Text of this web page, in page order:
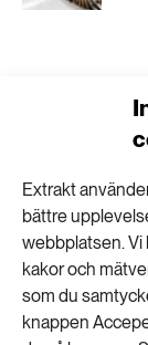
Extrakt
bättre
webbplatsen. Vi
kakor och
som du
knappen
kan
KEMIKALIER